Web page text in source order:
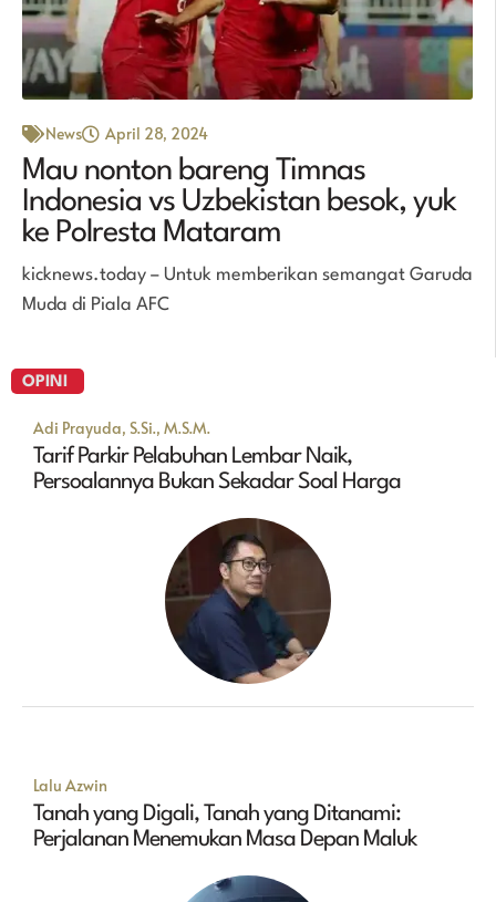
News April 28, 2024
Mau nonton bareng Timnas
Indonesia vs Uzbekistan besok, yuk
ke Polresta Mataram
kicknews.today – Untuk memberikan semangat Garuda
Muda di Piala AFC
OPINI
Adi Prayuda, S.Si., M.S.M.
Tarif Parkir Pelabuhan Lembar Naik,
Persoalannya Bukan Sekadar Soal Harga
Lalu Azwin
Tanah yang Digali, Tanah yang Ditanami:
Perjalanan Menemukan Masa Depan Maluk